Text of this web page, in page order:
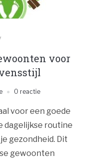
voor
0 reactie
voor een goede
dagelijkse routine
gezondheid. Dit
gewoonten